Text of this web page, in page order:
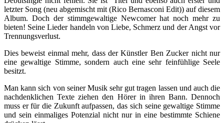
letzter Song (neu abgemischt mit (Rico Bernasconi Edit)) auf diesem
Album. Doch der stimmgewaltige Newcomer hat noch mehr zu
bieten! Seine Lieder handeln von Liebe, Schmerz und der Angst vor
Trennungsverlust.
Dies beweist einmal mehr, dass der Künstler Ben Zucker nicht nur
eine gewaltige Stimme, sondern auch eine sehr feinfühlige Seele
besitzt.
Man kann sich von seiner Musik sehr gut tragen lassen und auch die
nachdenklichen Texte ziehen den Hörer in ihren Bann. Dennoch
muss er für die Zukunft aufpassen, das sich seine gewaltige Stimme
und sein einmaliges Potenzial nicht nur in eine bestimmte Schiene